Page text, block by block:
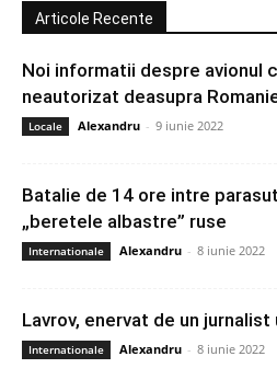
Articole Recente
Noi informatii despre avionul
neautorizat deasupra
Locale Alexandru - 9 iunie 2022
Batalie de 14 ore intre
„beretele albastre” ruse
Internationale Alexandru - 8 iunie 2022
Lavrov, enervat de un jurnalist
Internationale Alexandru - 8 iunie 2022